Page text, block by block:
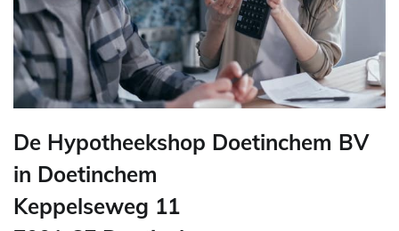
De Hypotheekshop Doetinchem BV
in Doetinchem
Keppelseweg 11